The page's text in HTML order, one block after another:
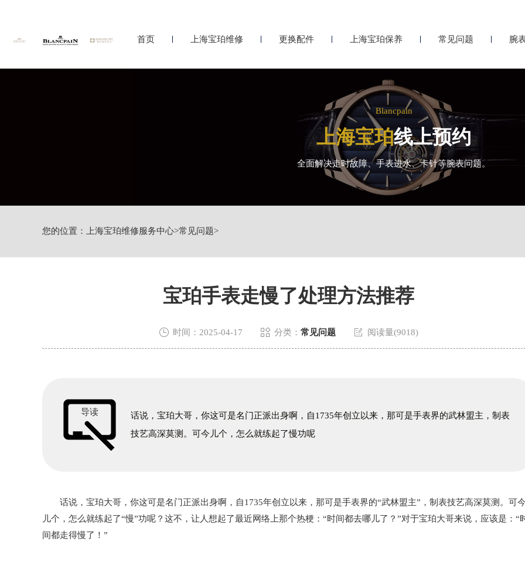
首页 上海宝珀维修 更换配件 上海宝珀保养 常见问题 腕
Blancpain
上海宝珀线上预约
全面解决走时故障、手表进水、卡针等腕表问题。
您的位置： 上海宝珀维修服务中心>常见问题>
宝珀手表走慢了处理方法推荐
 时间：2025-04-17  分类： 常见问题  阅读量(9018)
导读
话说，宝珀大哥，你这可是名门正派出身啊，自1735年创立以来，那可是手表界的武林盟主，制表
技艺高深莫测。可今儿个，怎么就练起了慢功呢
话说，宝珀大哥，你这可是名门正派出身啊，自1735年创立以来，那可是手表界的“武林盟主”，制表技艺高深莫测。可今
儿个，怎么就练起了“慢”功呢？这不，让人想起了最近网络上那个热梗：“时间都去哪儿了？”对于宝珀大哥来说，应该是：“
间都走得慢了！”